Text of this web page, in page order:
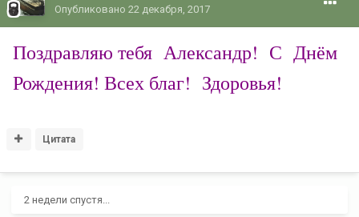
Опубликовано 22 декабря, 2017
Поздравляю тебя Александр! С Днём
Рождения! Всех благ! Здоровья!
Цитата
2 недели спустя...